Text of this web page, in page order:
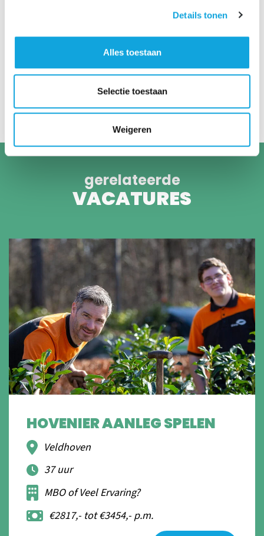
Details tonen
Alles toestaan
Selectie toestaan
Weigeren
STAP 1
Sollicitatie ontvangen
gerelateerde
VACATURES
HOVENIER AANLEG SPELEN
Veldhoven
37 uur
MBO of Veel Ervaring?
€2817,- tot €3454,- p.m.